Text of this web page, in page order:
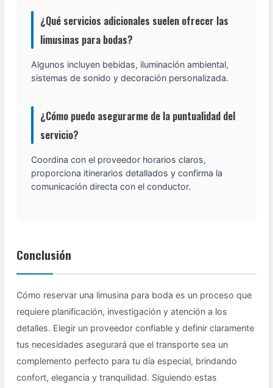
¿Qué servicios adicionales suelen ofrecer las
limusinas para bodas?
Algunos incluyen bebidas, iluminación ambiental,
sistemas de sonido y decoración personalizada.
¿Cómo puedo asegurarme de la puntualidad del
servicio?
Coordina con el proveedor horarios claros,
proporciona itinerarios detallados y confirma la
comunicación directa con el conductor.
Conclusión
Cómo reservar una limusina para boda es un proceso que
requiere planificación, investigación y atención a los
detalles. Elegir un proveedor confiable y definir claramente
tus necesidades asegurará que el transporte sea un
complemento perfecto para tu día especial, brindando
confort, elegancia y tranquilidad. Siguiendo estas